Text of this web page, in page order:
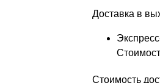
Доставка в
Стоимость